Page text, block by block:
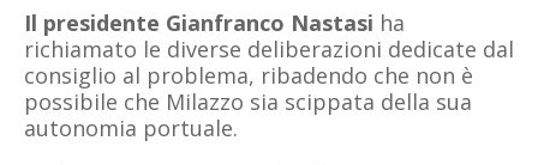
Il presidente Gianfranco Nastasi ha
richiamato le diverse deliberazioni dedicate dal
consiglio al problema, ribadendo che non è
possibile che Milazzo sia scippata della sua
autonomia portuale.